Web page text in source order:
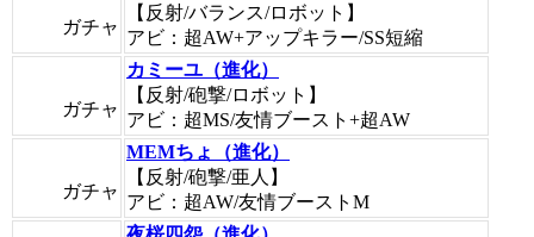
ガチャ
【反射/バランス/ロボット】
アビ：超AW+アップキラー/SS短縮
ガチャ
カミーユ（進化）
【反射/砲撃/ロボット】
アビ：超MS/友情ブースト+超AW
ガチャ
MEMちょ（進化）
【反射/砲撃/亜人】
アビ：超AW/友情ブーストM